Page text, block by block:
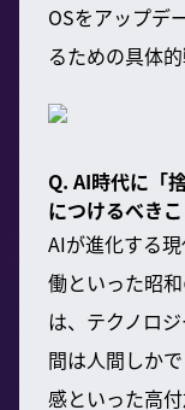
OSをアップデ
るための具体
Q. AI時代に「
につけるべき
AIが進化する
働といった昭
は、テクノロ
間は人間しか
感といった高